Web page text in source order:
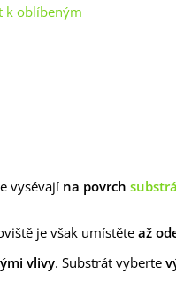
k oblíbeným
vysévají na povrch
je však umístěte až
vlivy. Substrát vyberte